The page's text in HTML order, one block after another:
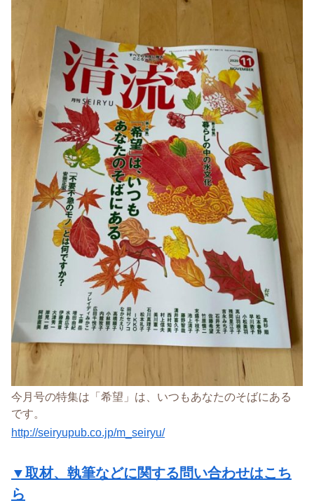
今月号の特集は「希望」は、いつもあなたのそばにある
です。
http://seiryupub.co.jp/m_seiryu/
▼取材、執筆などに関する問い合わせはこち
ら